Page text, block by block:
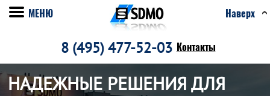
8 (495) 477-52-03 Контакты
МЕНЮ Наверх
НАДЕЖНЫЕ РЕШЕНИЯ ДЛЯ